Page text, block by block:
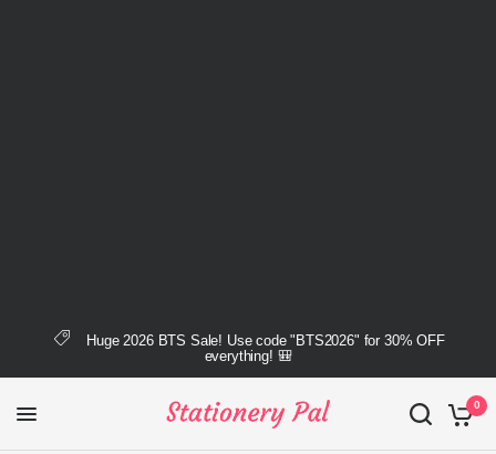
Huge 2026 BTS Sale! Use code "BTS2026" for 30% OFF
everything! 🎒
0